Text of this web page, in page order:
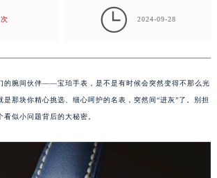
次  2024-09-28
的腕间伙伴——宝珀手表，是不是有时候会突然变得不那么光
是那块你精心挑选、细心呵护的名表，突然间“进灰”了。别担
似小问题背后的大秘密。